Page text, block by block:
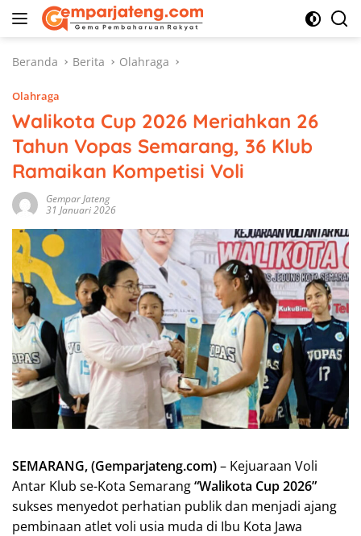
Langsung
Beranda
Berita Olahraga
Olahraga
Walikota Cup 2026 Meriahkan 26
Tahun Vopas Semarang, 36 Klub
Ramaikan Kompetisi Voli
Gempar Jateng
31 Januari 2026
SEMARANG, (Gemparjateng.com)– Kejuaraan Voli
Antar Klub se-Kota Semarang“Walikota Cup 2026”
sukses menyedot perhatian publik dan menjadi ajang
pembinaan atlet voli usia muda di Ibu Kota Jawa